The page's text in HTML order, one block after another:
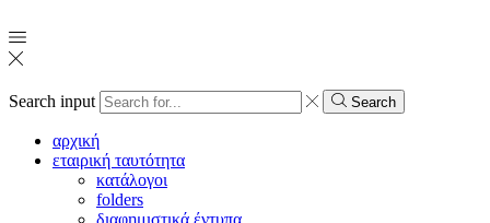
Search input Search
αρχική
εταιρική ταυτότητα
κατάλογοι
folders